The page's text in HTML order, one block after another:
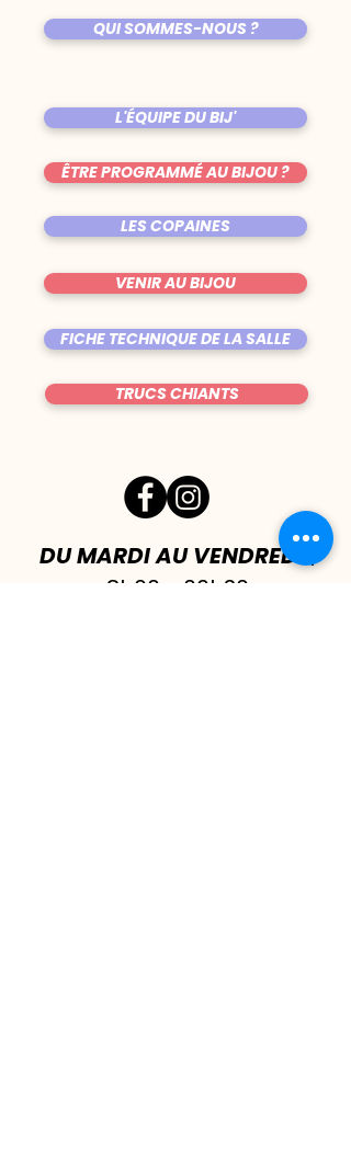
QUI SOMMES-NOUS ?
L'ÉQUIPE DU BIJ'
ÊTRE PROGRAMMÉ AU BIJOU ?
LES COPAINES
VENIR AU BIJOU
FICHE TECHNIQUE DE LA SALLE
TRUCS CHIANTS
DU MARDI AU VENDREDI |
8h00 - 00h30